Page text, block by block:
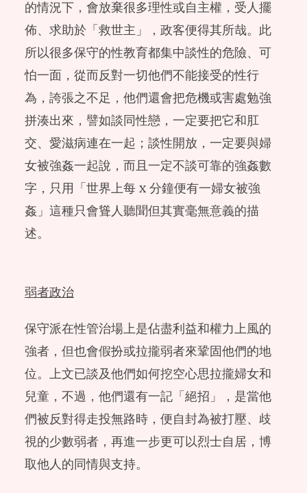
的情況下，會放棄很多理性或自主權，受人擺
佈、求助於「救世主」，政客便得其所哉。此
所以很多保守的性教育都集中談性的危險、可
怕一面，從而反對一切他們不能接受的性行
為，誇張之不足，他們還會把危機或害處勉強
拼湊出來，譬如談同性戀，一定要把它和肛
交、愛滋病連在一起；談性開放，一定要與婦
女被強姦一起說，而且一定不談可靠的強姦數
字，只用「世界上每 x 分鐘便有一婦女被強
姦」這種只會聳人聽聞但其實毫無意義的描
述。
弱者政治
保守派在性管治場上是佔盡利益和權力上風的
強者，但也會假扮或拉攏弱者來鞏固他們的地
位。上文已談及他們如何挖空心思拉攏婦女和
兒童，不過，他們還有一記「絕招」，是當他
們被反對得走投無路時，便自封為被打壓、歧
視的少數弱者，再進一步更可以烈士自居，博
取他人的同情與支持。